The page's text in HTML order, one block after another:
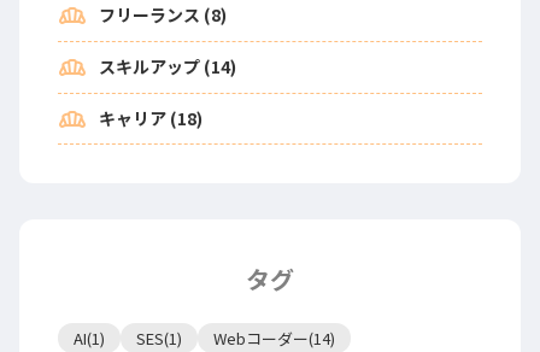
bakery_dining フリーランス (8)
bakery_dining スキルアップ (14)
bakery_dining キャリア (18)
タグ
AI(1) SES(1)
Webコーダー(14)